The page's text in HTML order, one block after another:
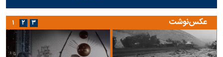
عکس‌نوشت ۱ ۲ ۳